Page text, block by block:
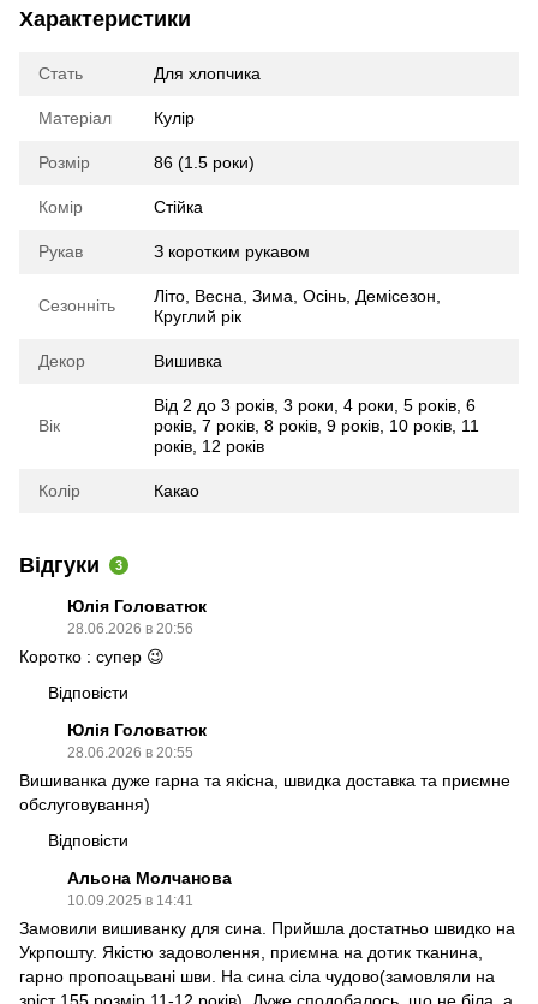
Характеристики
Стать Для хлопчика
Матеріал Кулір
Розмір 86 (1.5 роки)
Комір Стійка
Рукав З коротким рукавом
Сезонніть Літо Весна Зима Осінь Демісезон
Круглий рік
Декор Вишивка
Вік
Від 2 до 3 років 3 роки 4 роки 5 років 6
років 7 років 8 років 9 років 10 років 11
років 12 років
Колір Какао
Відгуки 3
Юлія Головатюк
28.06.2026 в 20:56
Коротко : супер 😉
Відповісти
Юлія Головатюк
28.06.2026 в 20:55
Вишиванка дуже гарна та якісна, швидка доставка та приємне
обслуговування)
Відповісти
Альона Молчанова
10.09.2025 в 14:41
Замовили вишиванку для сина. Прийшла достатньо швидко на
Укрпошту. Якістю задоволення, приємна на дотик тканина,
гарно пропоацьвані шви. На сина сіла чудово(замовляли на
зріст 155 розмір 11-12 років). Дуже сподобалось, що не біла, а